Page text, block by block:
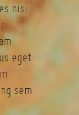
nisi
eget
sem